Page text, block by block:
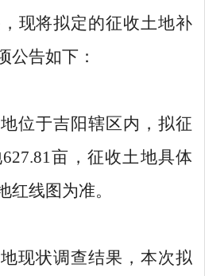
现将拟定的征收土地补
公告如下：
位于吉阳辖区内 ，拟征
627.81 亩， 征收土地具体
红线图为准。
现状调查结果，本次拟